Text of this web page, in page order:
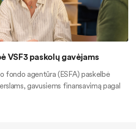
VSF3 paskolų gavėjams
fondo agentūra (ESFA) paskelbė
gavusiems finansavimą pagal